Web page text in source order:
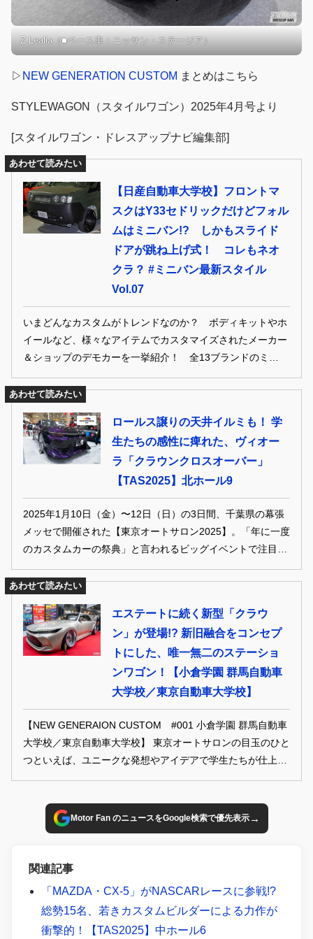
Z Lealia（■ベース車：ニッサン・ステージア）
▷ NEW GENERATION CUSTOM まとめはこちら
STYLEWAGON（スタイルワゴン）2025年4月号より
[スタイルワゴン・ドレスアップナビ編集部]
あわせて読みたい
【日産自動車大学校】フロントマ
スクはY33セドリックだけどフォル
ムはミニバン!? しかもスライド
ドアが跳ね上げ式！ コレもネオ
クラ？ #ミニバン最新スタイル
Vol.07
いまどんなカスタムがトレンドなのか？ ボディキットやホ
イールなど、様々なアイテムでカスタマイズされたメーカー
＆ショップのデモカーを一挙紹介！ 全13ブランドのミニバ
あわせて読みたい
ロールス譲りの天井イルミも！ 学
生たちの感性に痺れた、ヴィオー
ラ「クラウンクロスオーバー」
【TAS2025】北ホール9
2025年1月10日（金）〜12日（日）の3日間、千葉県の幕張
メッセで開催された【東京オートサロン2025】。「年に一度
のカスタムカーの祭典」と言われるビッグイベントで注目さ
紹介します！
あわせて読みたい
エステートに続く新型「クラウ
ン」が登場!? 新旧融合をコンセプ
トにした、唯一無二のステーショ
ンワゴン！【小倉学園 群馬自動車
大学校／東京自動車大学校】
【NEW GENERAION CUSTOM #001 小倉学園 群馬自動車
大学校／東京自動車大学校】 東京オートサロンの目玉のひと
つといえば、ユニークな発想やアイデアで学生たちが仕上げ
てくれた。 そんな次世代のカスタムマイスターたちが手がけ
た、珠玉のマシンを拝見してみよう！
Motor Fan のニュースをGoogle検索で優先表示→
関連記事
「MAZDA・CX-5」がNASCARレースに参戦!?
総勢15名、若きカスタムビルダーによる力作が
衝撃的！【TAS2025】中ホール6